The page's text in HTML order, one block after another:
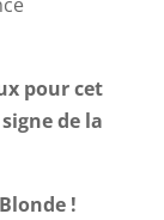
pour cet
de la
!